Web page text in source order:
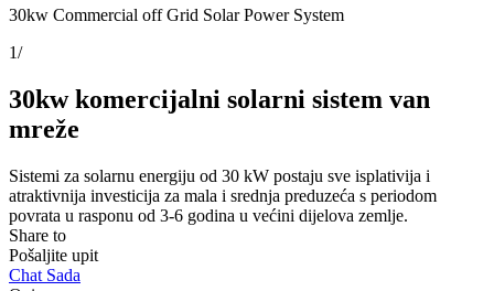
30kw Commercial off Grid Solar Power System
1/
30kw komercijalni solarni sistem van
mreže
Sistemi za solarnu energiju od 30 kW postaju sve isplativija i
atraktivnija investicija za mala i srednja preduzeća s periodom
povrata u rasponu od 3-6 godina u većini dijelova zemlje.
Share to
Pošaljite upit
Chat Sada